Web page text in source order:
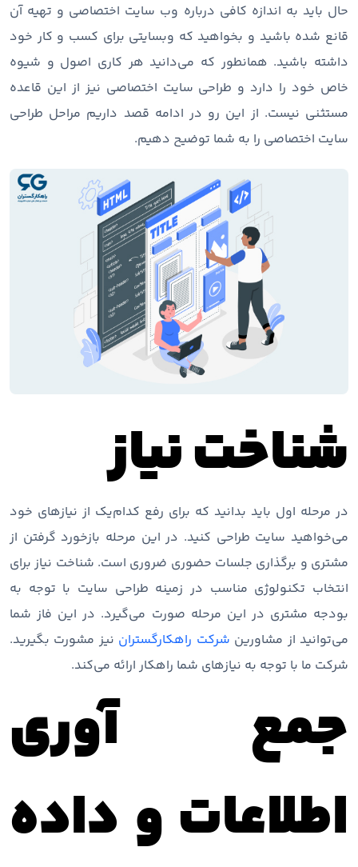
حال باید به اندازه کافی درباره وب سایت اختصاصی و تهیه آن
قانع شده باشید و بخواهید که وبسایتی برای کسب و کار خود
داشته باشید. همانطور که می‌دانید هر کاری اصول و شیوه
خاص خود را دارد و طراحی سایت اختصاصی نیز از این قاعده
مستثنی نیست. از این رو در ادامه قصد داریم مراحل طراحی
سایت اختصاصی را به شما توضیح دهیم.
شناخت نیاز
در مرحله اول باید بدانید که برای رفع کدام‌یک از نیازهای خود
می‌خواهید سایت طراحی کنید. در این مرحله بازخورد گرفتن از
مشتری و برگذاری جلسات حضوری ضروری است. شناخت نیاز برای
انتخاب تکنولوژی مناسب در زمینه طراحی سایت با توجه به
بودجه مشتری در این مرحله صورت می‌گیرد. در این فاز شما
می‌توانید از مشاورین شرکت راهکارگستران نیز مشورت بگیرید.
شرکت ما با توجه به نیازهای شما راهکار ارائه می‌کند.
جمع آوری
اطلاعات و داده